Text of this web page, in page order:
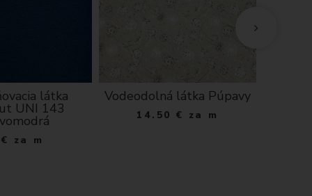
látka
UNI 143
€ za m
Vodeodolná látka Púpavy
14.50 € za m